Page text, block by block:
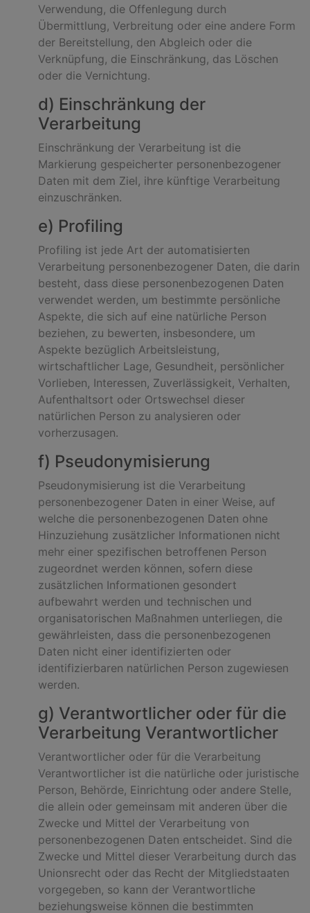
Verwendung, die Offenlegung durch
Übermittlung, Verbreitung oder eine andere Form
der Bereitstellung, den Abgleich oder die
Verknüpfung, die Einschränkung, das Löschen
oder die Vernichtung.
d) Einschränkung der
Verarbeitung
Einschränkung der Verarbeitung ist die
Markierung gespeicherter personenbezogener
Daten mit dem Ziel, ihre künftige Verarbeitung
einzuschränken.
e) Profiling
Profiling ist jede Art der automatisierten
Verarbeitung personenbezogener Daten, die darin
besteht, dass diese personenbezogenen Daten
verwendet werden, um bestimmte persönliche
Aspekte, die sich auf eine natürliche Person
beziehen, zu bewerten, insbesondere, um
Aspekte bezüglich Arbeitsleistung,
wirtschaftlicher Lage, Gesundheit, persönlicher
Vorlieben, Interessen, Zuverlässigkeit, Verhalten,
Aufenthaltsort oder Ortswechsel dieser
natürlichen Person zu analysieren oder
vorherzusagen.
f) Pseudonymisierung
Pseudonymisierung ist die Verarbeitung
personenbezogener Daten in einer Weise, auf
welche die personenbezogenen Daten ohne
Hinzuziehung zusätzlicher Informationen nicht
mehr einer spezifischen betroffenen Person
zugeordnet werden können, sofern diese
zusätzlichen Informationen gesondert
aufbewahrt werden und technischen und
organisatorischen Maßnahmen unterliegen, die
gewährleisten, dass die personenbezogenen
Daten nicht einer identifizierten oder
identifizierbaren natürlichen Person zugewiesen
werden.
g) Verantwortlicher oder für die
Verarbeitung Verantwortlicher
Verantwortlicher oder für die Verarbeitung
Verantwortlicher ist die natürliche oder juristische
Person, Behörde, Einrichtung oder andere Stelle,
die allein oder gemeinsam mit anderen über die
Zwecke und Mittel der Verarbeitung von
personenbezogenen Daten entscheidet. Sind die
Zwecke und Mittel dieser Verarbeitung durch das
Unionsrecht oder das Recht der Mitgliedstaaten
vorgegeben, so kann der Verantwortliche
beziehungsweise können die bestimmten